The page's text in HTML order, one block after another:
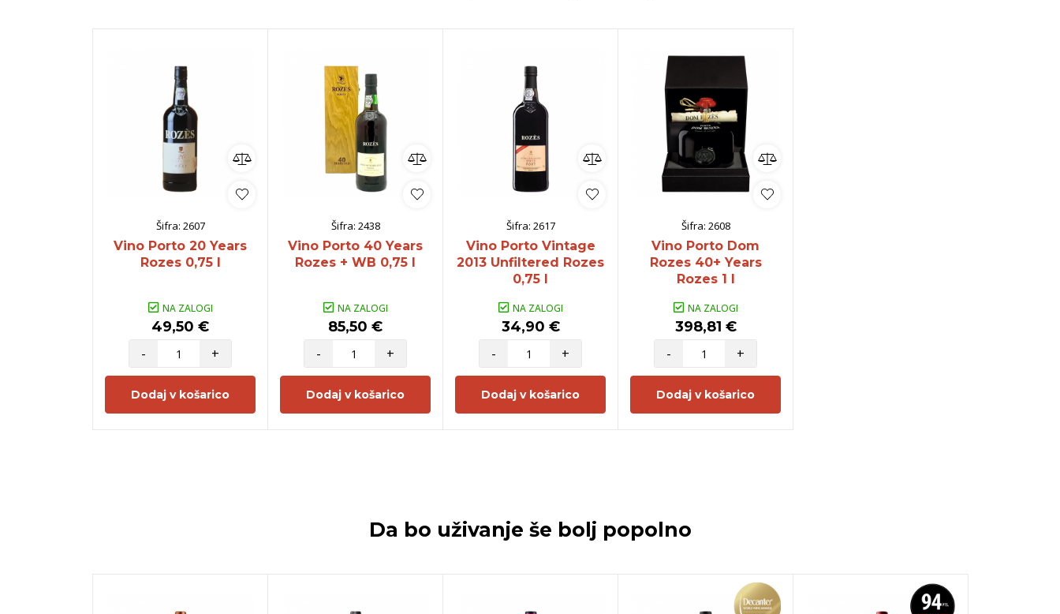
Šifra: 2607
Vino Porto 20 Years
Rozes 0,75 l
NA ZALOGI
49,50 €
-
+
Dodaj v košarico
Šifra: 2438
Vino Porto 40 Years
Rozes + WB 0,75 l
NA ZALOGI
85,50 €
-
+
Dodaj v košarico
Šifra: 2617
Vino Porto Vintage
2013 Unfiltered Rozes
0,75 l
NA ZALOGI
34,90 €
-
+
Dodaj v košarico
Šifra: 2608
Vino Porto Dom
Rozes 40+ Years
Rozes 1 l
NA ZALOGI
398,81 €
-
+
Dodaj v košarico
Da bo uživanje še bolj popolno